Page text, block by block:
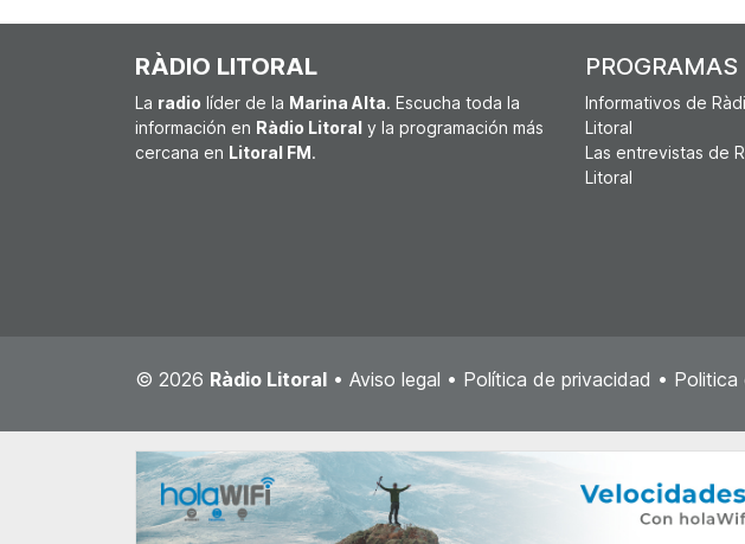
RÀDIO LITORAL
La radio líder de la Marina Alta. Escucha toda la
información en Ràdio Litoral y la programación más
cercana en Litoral FM.
PROGRAMAS
Informativos de
Litoral
Las entrevistas de
Litoral
© 2026 Ràdio Litoral • Aviso legal • Política de privacidad • Politica